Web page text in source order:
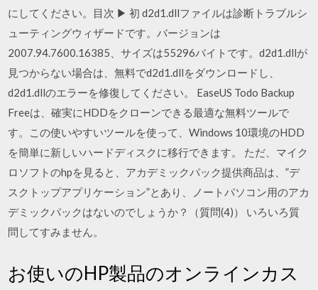
にしてください。目次 ▶ 初 d2d1.dllファイルは診断トラブルシ
ューティングウィザードです。バージョンは
2007.94.7600.16385、サイズは55296バイトです。d2d1.dllが
見つからない場合は、無料でd2d1.dllをダウンロードし、
d2d1.dllのエラーを修復してください。 EaseUS Todo Backup
Freeは、確実にHDDをクローンできる最適な無料ツールで
す。この使いやすいツールを使って、Windows 10環境のHDD
を簡単に新しいハードディスクに移行できます。 ただ、マイク
ロソフトのhpを見ると、アカデミックパック提供商品は、”デ
スクトップアプリケーション”とあり、ノートパソコン用のアカ
デミックパックはないのでしょうか？（質問(4)） いろいろ質
問してすみません。
お使いのHP製品のオンラインカス